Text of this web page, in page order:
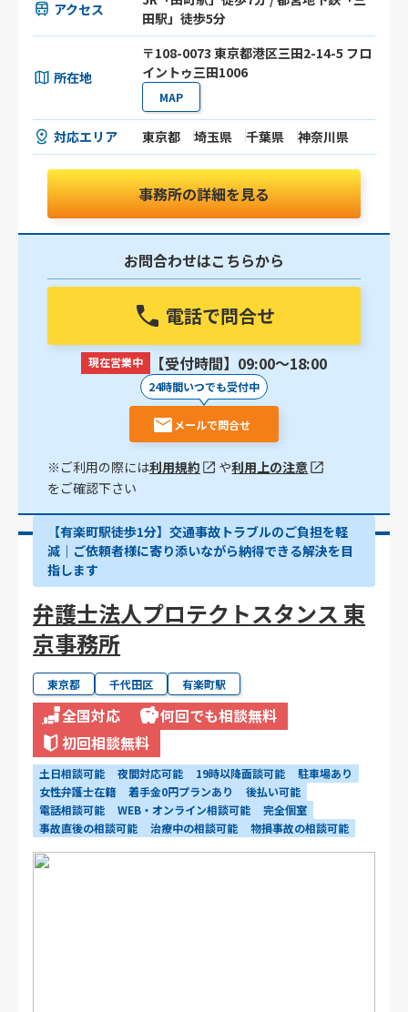
アクセス
田駅」徒歩5分
所在地
〒108-0073 東京都港区三田2-14-5 フロ
イントゥ三田1006
MAP
対応エリア 東京都 埼玉県 千葉県 神奈川県
事務所の詳細を見る
お問合わせはこちらから
電話で問合せ
現在営業中 【受付時間】09:00〜18:00
24時間いつでも受付中
メールで問合せ
※ご利用の際には利用規約 や利用上の注意
をご確認下さい
【有楽町駅徒歩1分】交通事故トラブルのご負担を軽
減｜ご依頼者様に寄り添いながら納得できる解決を目
指します
弁護士法人プロテクトスタンス 東
京事務所
東京都 千代田区 有楽町駅
全国対応
何回でも相談無料
初回相談無料
土日相談可能 夜間対応可能 19時以降面談可能
駐車場あり
女性弁護士在籍
着手金0円プランあり
後払い可能
電話相談可能
WEB・オンライン相談可能
完全個室
事故直後の相談可能
治療中の相談可能 物損事故の相談可能